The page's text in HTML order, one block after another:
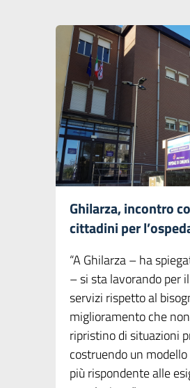
Ghilarza, incontro
cittadini per
“A Ghilarza – ha
– si sta lavorando per
servizi rispetto al
miglioramento che
ripristino di situazioni
costruendo un
più rispondente alle